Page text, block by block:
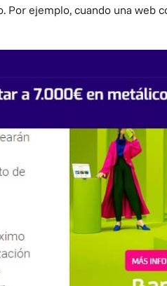
Por ejemplo, cuando una web